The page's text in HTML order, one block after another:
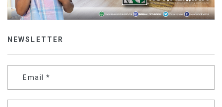
NEWSLETTER
Email *